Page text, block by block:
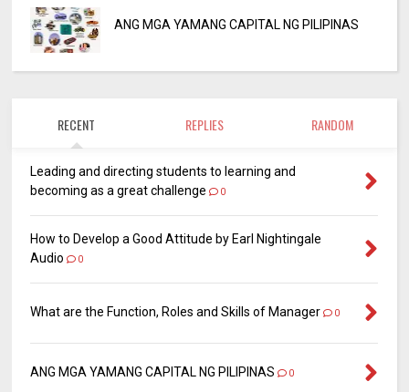
ANG MGA YAMANG CAPITAL NG PILIPINAS
RECENT REPLIES RANDOM
Leading and directing students to learning and
becoming as a great challenge
0
How to Develop a Good Attitude by Earl Nightingale
Audio
0
What are the Function, Roles and Skills of Manager 0
ANG MGA YAMANG CAPITAL NG PILIPINAS 0